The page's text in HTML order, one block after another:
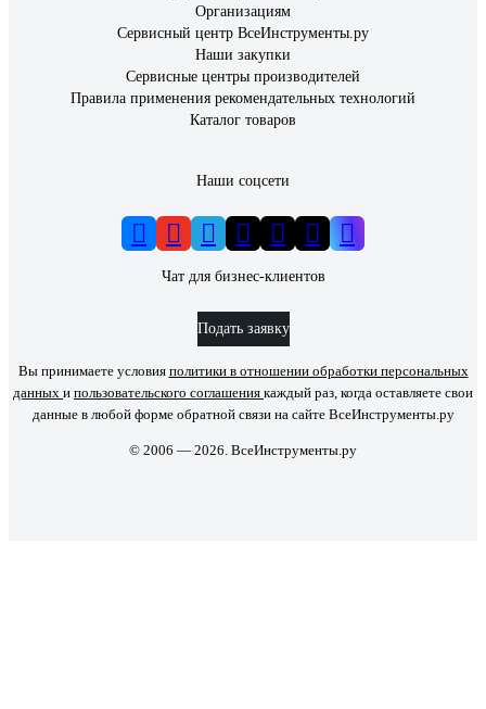
Организациям
Сервисный центр ВсеИнструменты.ру
Наши закупки
Сервисные центры производителей
Правила применения рекомендательных технологий
Каталог товаров
Наши соцсети
Чат для бизнес-клиентов
Подать заявку
Вы принимаете условия политики в отношении обработки персональных
данных и пользовательского соглашения каждый раз, когда оставляете свои
данные в любой форме обратной связи на сайте ВсеИнструменты.ру
© 2006 — 2026. ВсеИнструменты.ру